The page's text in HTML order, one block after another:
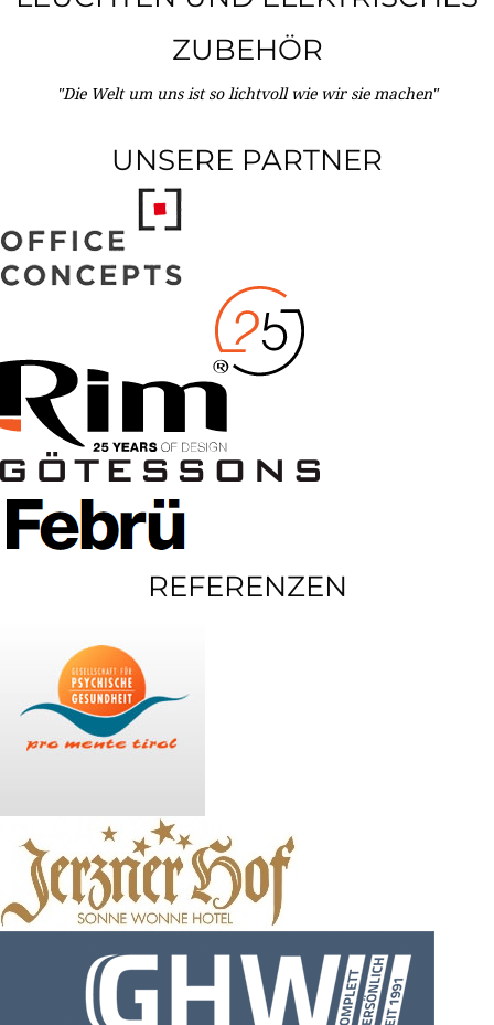
ZUBEHÖR
"Die Welt um uns ist so lichtvoll wie wir sie machen"
UNSERE PARTNER
REFERENZEN